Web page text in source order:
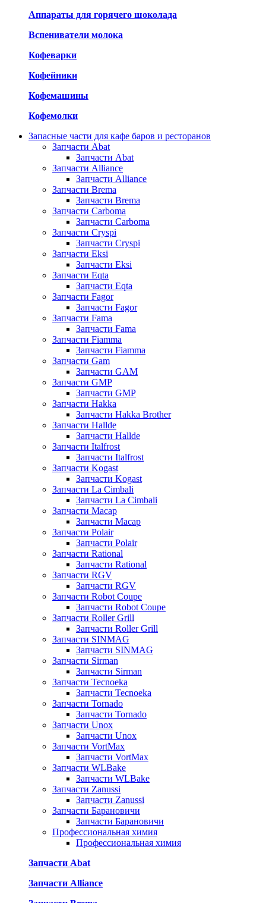
Аппараты для горячего шоколада
Вспениватели молока
Кофеварки
Кофейники
Кофемашины
Кофемолки
Запасные части для кафе баров и ресторанов
Запчасти Abat
Запчасти Abat
Запчасти Alliance
Запчасти Alliance
Запчасти Brema
Запчасти Brema
Запчасти Carboma
Запчасти Carboma
Запчасти Cryspi
Запчасти Cryspi
Запчасти Eksi
Запчасти Eksi
Запчасти Eqta
Запчасти Eqta
Запчасти Fagor
Запчасти Fagor
Запчасти Fama
Запчасти Fama
Запчасти Fiamma
Запчасти Fiamma
Запчасти Gam
Запчасти GAM
Запчасти GMP
Запчасти GMP
Запчасти Hakka
Запчасти Hakka Brother
Запчасти Hallde
Запчасти Hallde
Запчасти Italfrost
Запчасти Italfrost
Запчасти Kogast
Запчасти Kogast
Запчасти La Cimbali
Запчасти La Cimbali
Запчасти Macap
Запчасти Macap
Запчасти Polair
Запчасти Polair
Запчасти Rational
Запчасти Rational
Запчасти RGV
Запчасти RGV
Запчасти Robot Coupe
Запчасти Robot Coupe
Запчасти Roller Grill
Запчасти Roller Grill
Запчасти SINMAG
Запчасти SINMAG
Запчасти Sirman
Запчасти Sirman
Запчасти Tecnoeka
Запчасти Tecnoeka
Запчасти Tornado
Запчасти Tornado
Запчасти Unox
Запчасти Unox
Запчасти VortMax
Запчасти VortMax
Запчасти WLBake
Запчасти WLBake
Запчасти Zanussi
Запчасти Zanussi
Запчасти Барановичи
Запчасти Барановичи
Профессиональная химия
Профессиональная химия
Запчасти Abat
Запчасти Alliance